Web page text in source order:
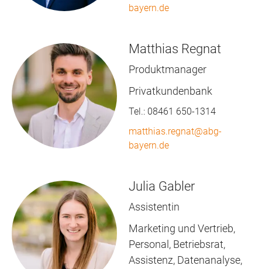
bayern.de
Matthias Regnat
Produktmanager
Privatkundenbank
Tel.: 08461 650-1314
matthias.regnat@abg-
bayern.de
Julia Gabler
Assistentin
Marketing und Vertrieb,
Personal, Betriebsrat,
Assistenz, Datenanalyse,